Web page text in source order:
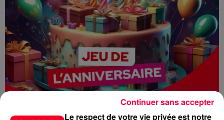
Le respect de votre vie privée est notre
Continuer sans accepter